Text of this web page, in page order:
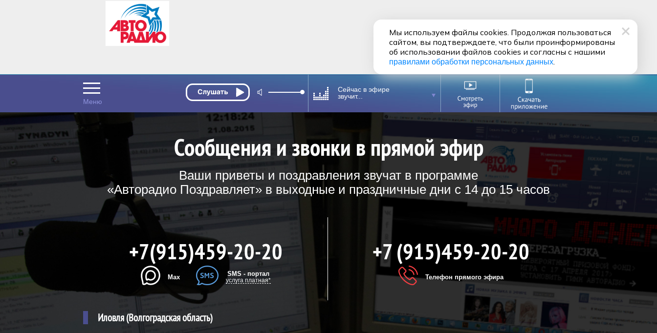
Сейчас в эфире
звучит...
Сообщения и звонки в прямой эфир
Ваши приветы и поздравления звучат в программе
«Авторадио Поздравляет» в выходные и праздничные дни с 14 до 15 часов
+7(915)459-20-20
Max SMS - портал
услуга платная*
+7 (915)459-20-20
Телефон прямого эфира
Иловля (Волгоградская область)
Мы используем файлы cookies. Продолжая пользоваться
сайтом, вы подтверждаете, что были проинформированы
об использовании файлов cookies и согласны с нашими
правилами обработки персональных данных.